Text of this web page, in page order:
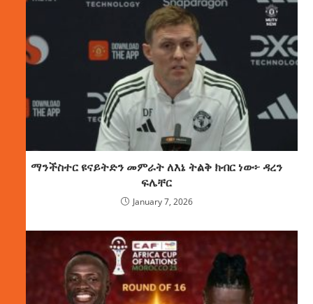
ማንችስተር ዩናይትድን መምራት ለእኔ ትልቅ ክብር ነው፦ ዳረን
ፍሌቸር
January 7, 2026